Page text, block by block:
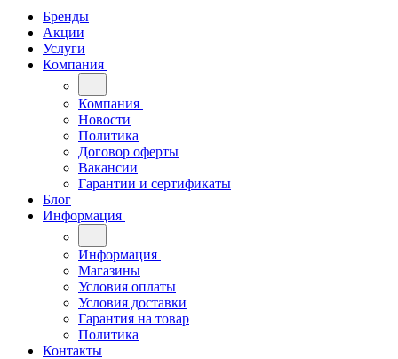
Бренды
Акции
Услуги
Компания
Компания
Новости
Политика
Договор оферты
Вакансии
Гарантии и сертификаты
Блог
Информация
Информация
Магазины
Условия оплаты
Условия доставки
Гарантия на товар
Политика
Контакты